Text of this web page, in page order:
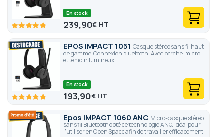
95.6100
En stock
239,90€
EPOS IMPACT 1061 Casque stéréo sans fil haut
de gamme. Connexion bluetooth. Avec perche-micro
et témoin lumineux.
95.6100
En stock
193,90€
Epos IMPACT 1060 ANC Micro-casque stéréo
sans fil Bluetooth doté de technologie ANC. Idéal pour
l'utiliser en Open Space afin de travailler efficacement.